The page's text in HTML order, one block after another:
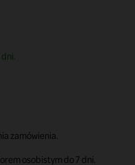
zamówienia.
osobistym do 7 dni.